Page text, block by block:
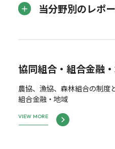
当分野別のレポ
協同組合・組合金融
農協、漁協、森林組合の制度
組合金融・地域
VIEW MORE